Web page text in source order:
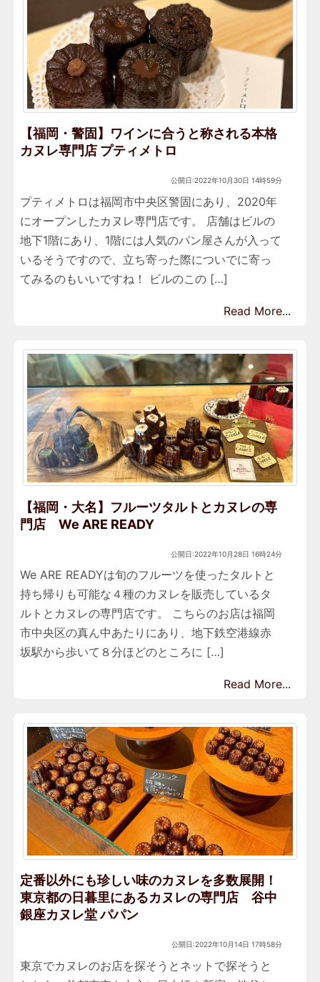
【福岡・警固】ワインに合うと称される本格
カヌレ専門店 プティメトロ
公開日:2022年10月30日 14時59分
プティメトロは福岡市中央区警固にあり、2020年
にオープンしたカヌレ専門店です。 店舗はビルの
地下1階にあり、1階には人気のパン屋さんが入って
いるそうですので、立ち寄った際についでに寄っ
てみるのもいいですね！ ビルのこの […]
Read More...
【福岡・大名】フルーツタルトとカヌレの専
門店 We ARE READY
公開日:2022年10月28日 16時24分
We ARE READYは旬のフルーツを使ったタルトと
持ち帰りも可能な４種のカヌレを販売しているタ
ルトとカヌレの専門店です。 こちらのお店は福岡
市中央区の真ん中あたりにあり、地下鉄空港線赤
坂駅から歩いて８分ほどのところに […]
Read More...
定番以外にも珍しい味のカヌレを多数展開！
東京都の日暮里にあるカヌレの専門店 谷中
銀座カヌレ堂 パパン
公開日:2022年10月14日 17時58分
東京でカヌレのお店を探そうとネットで探そうと